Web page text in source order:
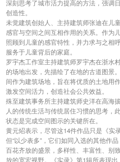
深刻思考了城市活力提高的方法，强调
创造性。
未觉建筑创始人、主持建筑师张迪在儿
感官与空间之间互相作用的关系。作为
照顾到儿童的感官特性，并力求与之相
服务于儿童背后的家庭。
罗宇杰工作室主持建筑师罗宇杰在浙水
的场地出发，先描绘了在地的古道图景
间作为建筑场地，旨在将优质的土地用
激发空间活力，创造社会公共效益。
殊至建筑事务所主持建筑师史洋在高海
人的传统生活与传统居住习惯的思考，
状态是完成空间图示的关键所在。
黄元炤表示，尽管这14件作品只是《实
但“以少表多”，它们如同入选的其他作
百花齐放的盛景，多样性、丰富性、别
放的宽宏视野。《实录》第1辑所表现